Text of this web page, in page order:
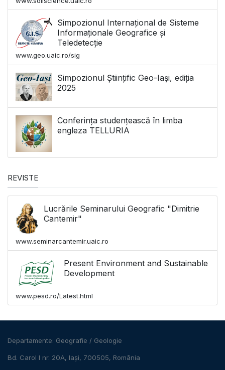
Simpozionul Internațional de Sisteme
Informaționale Geografice și
Teledetecție
www.geo.uaic.ro/sig
Simpozionul Științific Geo-Iași, ediția
2025
Conferința studențească în limba
engleza TELLURIA
REVISTE
Lucrările Seminarului Geografic "Dimitrie
Cantemir"
www.seminarcantemir.uaic.ro
Present Environment and Sustainable
Development
www.pesd.ro/Latest.html
Departamente: Geografie / Geologie
Bd. Carol I nr. 20A, Iași, 700505, România